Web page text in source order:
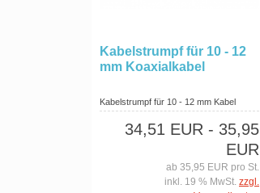
Kabelstrumpf für 10 - 12
mm Koaxialkabel
Kabelstrumpf für 10 - 12 mm Kabel
34,51 EUR - 35,95
EUR
ab 35,95 EUR pro St.
inkl. 19 % MwSt. zzgl.